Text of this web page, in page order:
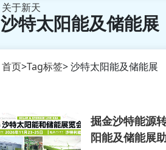
关于新天
沙特太阳能及储能展
首页>Tag标签> 沙特太阳能及储能展
掘金沙特能源
阳能及储能展